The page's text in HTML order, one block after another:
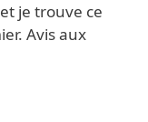
je trouve ce
Avis aux